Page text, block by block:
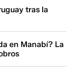
tras la
en Manabí? La